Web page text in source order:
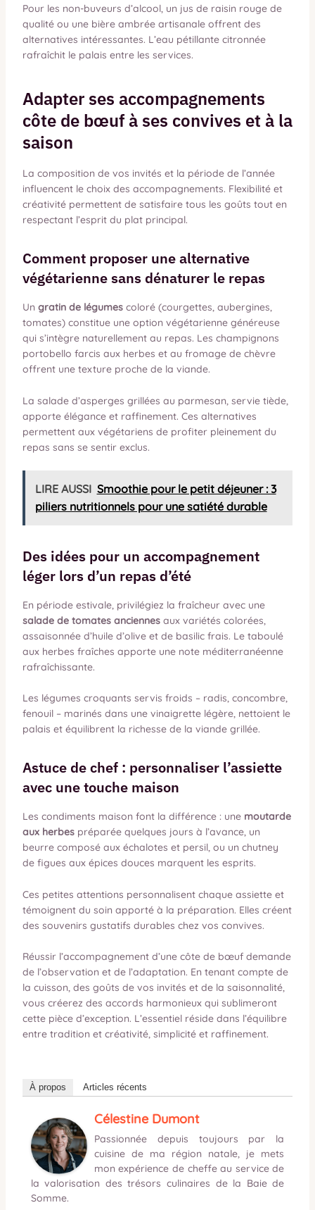
Pour les non-buveurs d’alcool, un jus de raisin rouge de
qualité ou une bière ambrée artisanale offrent des
alternatives intéressantes. L’eau pétillante citronnée
rafraîchit le palais entre les services.
Adapter ses accompagnements
côte de bœuf à ses convives et à la
saison
La composition de vos invités et la période de l’année
influencent le choix des accompagnements. Flexibilité et
créativité permettent de satisfaire tous les goûts tout en
respectant l’esprit du plat principal.
Comment proposer une alternative
végétarienne sans dénaturer le repas
Un gratin de légumescoloré (courgettes, aubergines,
tomates) constitue une option végétarienne généreuse
qui s’intègre naturellement au repas. Les champignons
portobello farcis aux herbes et au fromage de chèvre
offrent une texture proche de la viande.
La salade d’asperges grillées au parmesan, servie tiède,
apporte élégance et raffinement. Ces alternatives
permettent aux végétariens de profiter pleinement du
repas sans se sentir exclus.
LIRE AUSSI Smoothie pour le petit déjeuner : 3
piliers nutritionnels pour une satiété durable
Des idées pour un accompagnement
léger lors d’un repas d’été
En période estivale, privilégiez la fraîcheur avec une
salade de tomates anciennesaux variétés colorées,
assaisonnée d’huile d’olive et de basilic frais. Le taboulé
aux herbes fraîches apporte une note méditerranéenne
rafraîchissante.
Les légumes croquants servis froids – radis, concombre,
fenouil – marinés dans une vinaigrette légère, nettoient le
palais et équilibrent la richesse de la viande grillée.
Astuce de chef : personnaliser l’assiette
avec une touche maison
Les condiments maison font la différence : une moutarde
aux herbespréparée quelques jours à l’avance, un
beurre composé aux échalotes et persil, ou un chutney
de figues aux épices douces marquent les esprits.
Ces petites attentions personnalisent chaque assiette et
témoignent du soin apporté à la préparation. Elles créent
des souvenirs gustatifs durables chez vos convives.
Réussir l’accompagnement d’une côte de bœuf demande
de l’observation et de l’adaptation. En tenant compte de
la cuisson, des goûts de vos invités et de la saisonnalité,
vous créerez des accords harmonieux qui sublimeront
cette pièce d’exception. L’essentiel réside dans l’équilibre
entre tradition et créativité, simplicité et raffinement.
À propos Articles récents
Célestine Dumont
Passionnée depuis toujours par la
cuisine de ma région natale, je mets
mon expérience de cheffe au service de
la valorisation des trésors culinaires de la Baie de
Somme.